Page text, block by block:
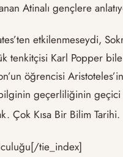
Atinalı gençlere
etkilenmeseydi,
tenkitçisi Karl Popper
öğrencisi
geçerliliğinin
Çok Kısa Bir Bilim
tie_index]